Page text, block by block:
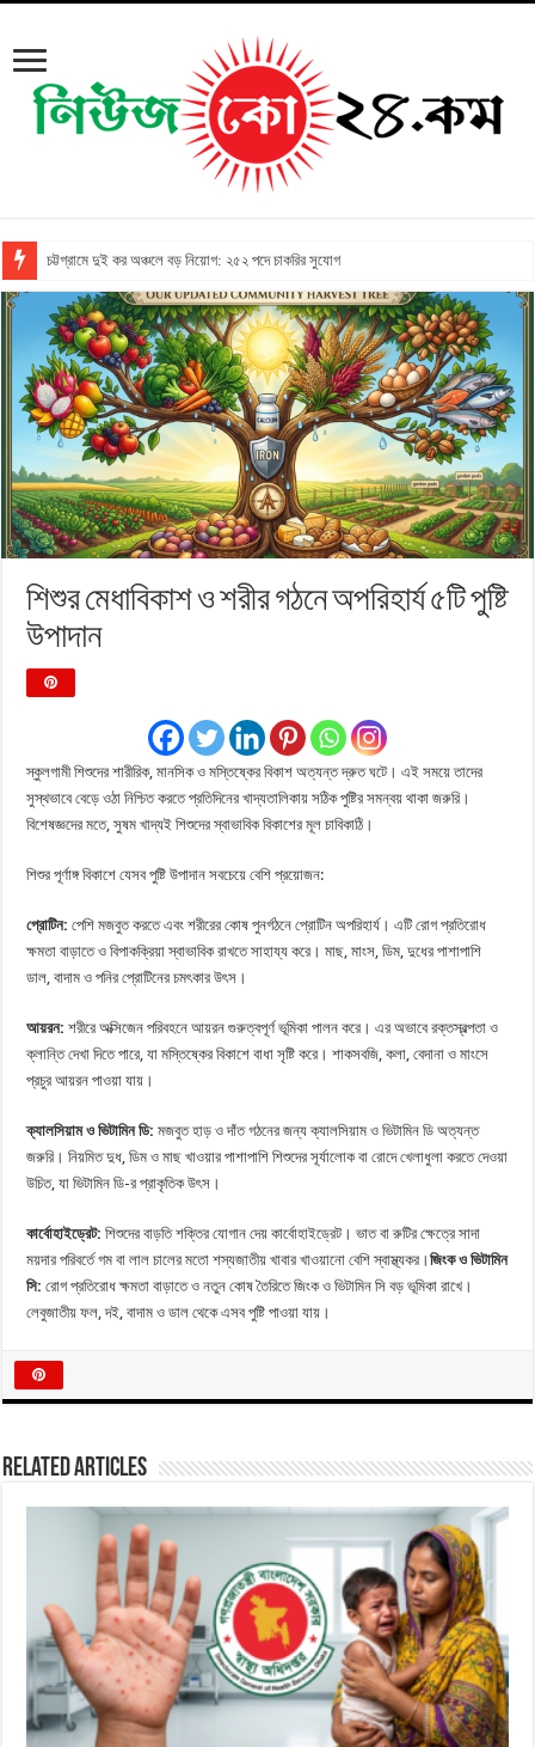
চট্টগ্রামে দুই কর অঞ্চলে বড় নিয়োগ: ২৫২ পদে চাকরির সুযোগ
শিশুর মেধাবিকাশ ও শরীর গঠনে অপরিহার্য ৫টি পুষ্টি
উপাদান
স্কুলগামী শিশুদের শারীরিক, মানসিক ও মস্তিষ্কের বিকাশ অত্যন্ত দ্রুত ঘটে। এই সময়ে তাদের
সুস্থভাবে বেড়ে ওঠা নিশ্চিত করতে প্রতিদিনের খাদ্যতালিকায় সঠিক পুষ্টির সমন্বয় থাকা জরুরি।
বিশেষজ্ঞদের মতে, সুষম খাদ্যই শিশুদের স্বাভাবিক বিকাশের মূল চাবিকাঠি।
শিশুর পূর্ণাঙ্গ বিকাশে যেসব পুষ্টি উপাদান সবচেয়ে বেশি প্রয়োজন:
প্রোটিন: পেশি মজবুত করতে এবং শরীরের কোষ পুনর্গঠনে প্রোটিন অপরিহার্য। এটি রোগ প্রতিরোধ
ক্ষমতা বাড়াতে ও বিপাকক্রিয়া স্বাভাবিক রাখতে সাহায্য করে। মাছ, মাংস, ডিম, দুধের পাশাপাশি
ডাল, বাদাম ও পনির প্রোটিনের চমৎকার উৎস।
আয়রন: শরীরে অক্সিজেন পরিবহনে আয়রন গুরুত্বপূর্ণ ভূমিকা পালন করে। এর অভাবে রক্তস্বল্পতা ও
ক্লান্তি দেখা দিতে পারে, যা মস্তিষ্কের বিকাশে বাধা সৃষ্টি করে। শাকসবজি, কলা, বেদানা ও মাংসে
প্রচুর আয়রন পাওয়া যায়।
ক্যালসিয়াম ও ভিটামিন ডি: মজবুত হাড় ও দাঁত গঠনের জন্য ক্যালসিয়াম ও ভিটামিন ডি অত্যন্ত
জরুরি। নিয়মিত দুধ, ডিম ও মাছ খাওয়ার পাশাপাশি শিশুদের সূর্যালোক বা রোদে খেলাধুলা করতে দেওয়া
উচিত, যা ভিটামিন ডি-র প্রাকৃতিক উৎস।
কার্বোহাইড্রেট: শিশুদের বাড়তি শক্তির যোগান দেয় কার্বোহাইড্রেট। ভাত বা রুটির ক্ষেত্রে সাদা
ময়দার পরিবর্তে গম বা লাল চালের মতো শস্যজাতীয় খাবার খাওয়ানো বেশি স্বাস্থ্যকর।জিংক ও ভিটামিন
সি: রোগ প্রতিরোধ ক্ষমতা বাড়াতে ও নতুন কোষ তৈরিতে জিংক ও ভিটামিন সি বড় ভূমিকা রাখে।
লেবুজাতীয় ফল, দই, বাদাম ও ডাল থেকে এসব পুষ্টি পাওয়া যায়।
Related Articles